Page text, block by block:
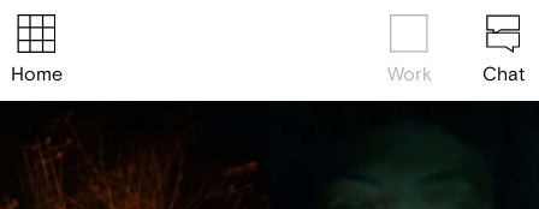
Home Work Chat